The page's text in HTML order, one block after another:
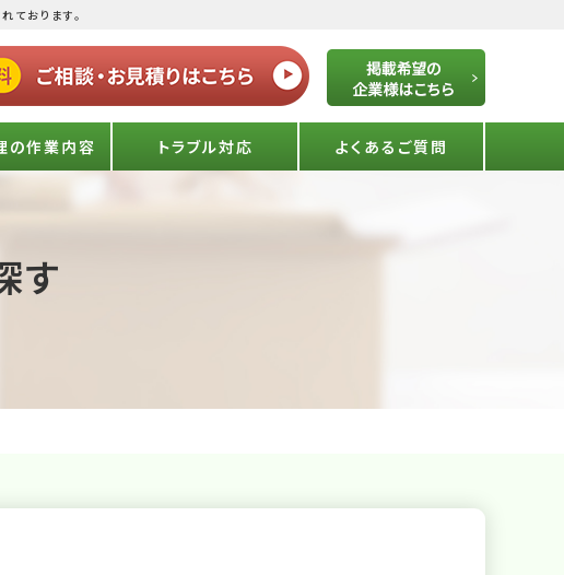
おります。
の作業内容 トラブル対応 よくあるご質問
す